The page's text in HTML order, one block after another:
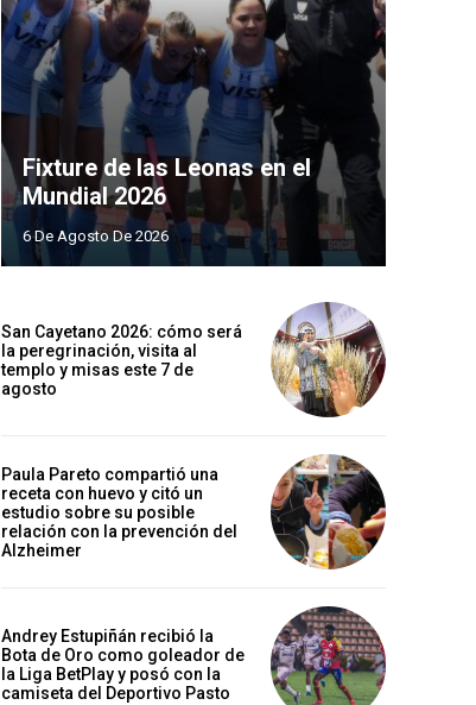
Fixture de las Leonas en el
Mundial 2026
6 De Agosto De 2026
San Cayetano 2026: cómo será
la peregrinación, visita al
templo y misas este 7 de
agosto
Paula Pareto compartió una
receta con huevo y citó un
estudio sobre su posible
relación con la prevención del
Alzheimer
Andrey Estupiñán recibió la
Bota de Oro como goleador de
la Liga BetPlay y posó con la
camiseta del Deportivo Pasto